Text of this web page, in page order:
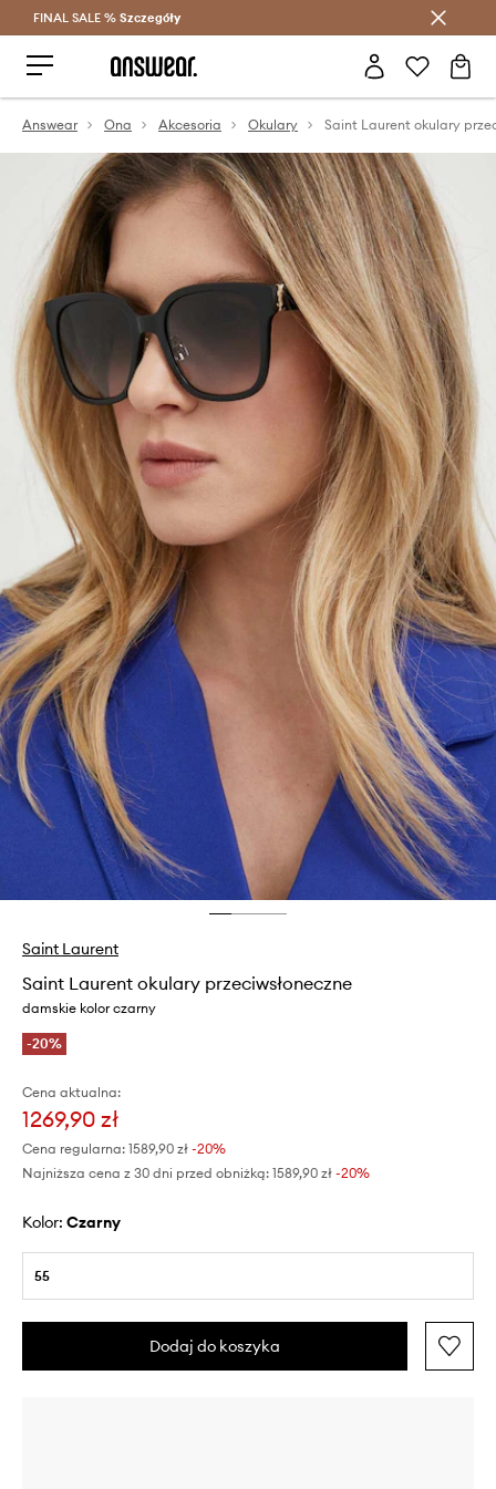
Oszczędzaj z Answear Club >
FINAL SALE % Szczegóły
Answear Ona Akcesoria Okulary
Saint Laurent
Saint Laurent okulary przeciwsłoneczne
damskie kolor czarny
-20%
Cena aktualna:
1269,90 zł
Cena regularna: 1589,90 zł -20%
Najniższa cena z 30 dni przed obniżką: 1589,90 zł -20%
Kolor: czarny
55
Dodaj do koszyka